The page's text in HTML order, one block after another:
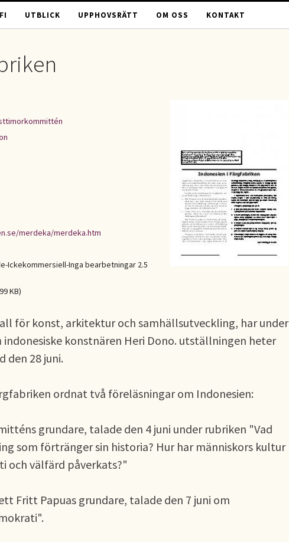
UTBLICK UPPHOVSRÄTT OM OSS KONTAKT
merdeka/merdeka.htm
Ickekommersiell-Inga bearbetningar 2.5
KB)
för konst, arkitektur och samhällsutveckling, har under
konstnären Heri Dono. utställningen heter
den 28 juni.
ordnat två föreläsningar om Indonesien:
grundare, talade den 4 juni under rubriken "Vad
som förtränger sin historia? Hur har människors kultur
och välfärd påverkats?"
Fritt Papuas grundare, talade den 7 juni om